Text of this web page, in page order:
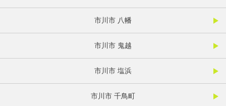
市川市 八幡
市川市 鬼越
市川市 塩浜
市川市 千鳥町